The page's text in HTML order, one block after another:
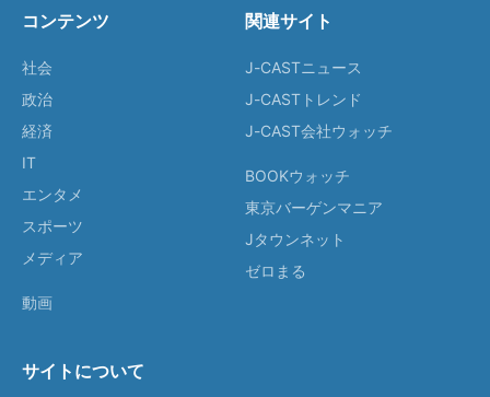
コンテンツ
社会
政治
経済
IT
エンタメ
スポーツ
メディア
動画
関連サイト
J-CASTニュース
J-CASTトレンド
J-CAST会社ウォッチ
BOOKウォッチ
東京バーゲンマニア
Jタウンネット
ゼロまる
サイトについて